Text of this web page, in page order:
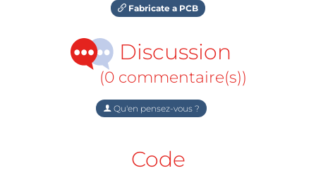
Fabricate a PCB
Discussion
(0 commentaire(s))
Qu'en pensez-vous ?
Code